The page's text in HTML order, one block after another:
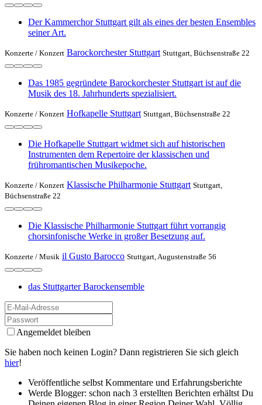
Der Kammerchor Stuttgart gilt als eines der besten Ensembles
seiner Art.
Konzerte / Konzert Barockorchester Stuttgart Stuttgart, Büchsenstraße 22
Das 1985 gegründete Barockorchester Stuttgart ist auf die
Musik des 18. Jahrhunderts spezialisiert.
Konzerte / Konzert Hofkapelle Stuttgart Stuttgart, Büchsenstraße 22
Die Hofkapelle Stuttgart widmet sich auf historischen
Instrumenten dem Repertoire der klassischen und
frühromantischen Musikepoche.
Konzerte / Konzert Klassische Philharmonie Stuttgart Stuttgart,
Büchsenstraße 22
Die Klassische Philharmonie Stuttgart führt vorrangig
chorsinfonische Werke in großer Besetzung auf.
Konzerte / Musik il Gusto Barocco Stuttgart, Augustenstraße 56
das Stuttgarter Barockensemble
Angemeldet bleiben
Sie haben noch keinen Login? Dann registrieren Sie sich gleich
hier!
Veröffentliche selbst Kommentare und Erfahrungsberichte
Werde Blogger: schon nach 3 erstellten Berichten erhältst Du